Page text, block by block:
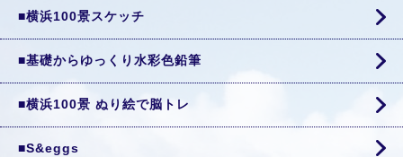
■横浜100景スケッチ
■基礎からゆっくり水彩色鉛筆
■横浜100景 ぬり絵で脳トレ
■S&eggs